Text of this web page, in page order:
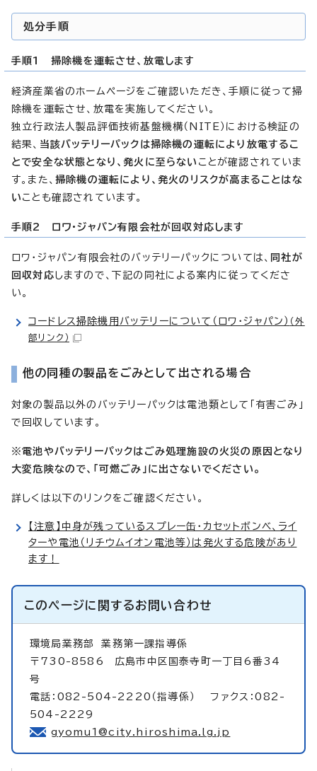
処分手順
手順1 掃除機を運転させ、放電します
経済産業省のホームページをご確認いただき、手順に従って掃
除機を運転させ、放電を実施してください。
独立行政法人製品評価技術基盤機構（NITE）における検証の
結果、 当該バッテリーパックは掃除機の運転により放電するこ
とで安全な状態となり、発火に至らない ことが確認されていま
す。また、 掃除機の運転により、発火のリスクが高まることはな
い ことも確認されています。
手順2 ロワ・ジャパン有限会社が回収対応します
ロワ・ジャパン有限会社のバッテリーパックについては、 同社が
回収対応しますので、下記の同社による案内に従ってくださ
い。
コードレス掃除機用バッテリーについて（ロワ・ジャパン） （外
部リンク）
他の同種の製品をごみとして出される場合
対象の製品以外のバッテリーパックは電池類として「有害ごみ」
で回収しています。
※電池やバッテリーパックはごみ処理施設の火災の原因となり
大変危険なので、「可燃ごみ」に出さないでください。
詳しくは以下のリンクをご確認ください。
【注意】中身が残っているスプレー缶・カセットボンベ、ライ
ターや電池（リチウムイオン電池等）は発火する危険があり
ます！
このページに関するお問い合わせ
環境局業務部業務第一課指導係
〒730-8586 広島市中区国泰寺町一丁目6番34
号
電話：082-504-2220（指導係） ファクス：082-
504-2229
gyomu1@city.hiroshima.lg.jp